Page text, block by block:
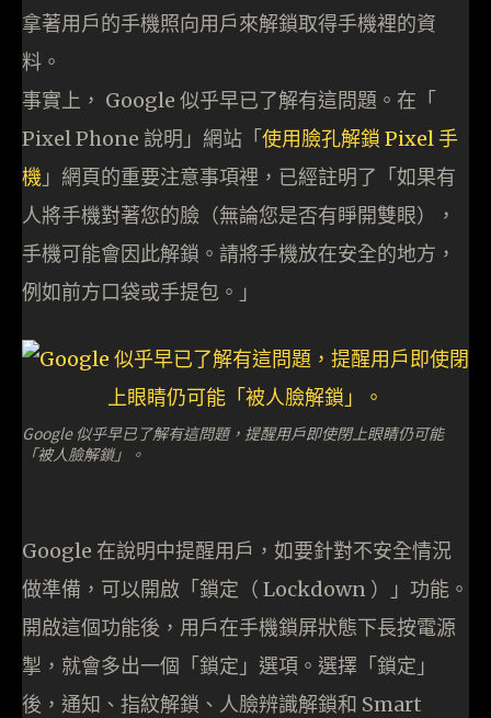
拿著用戶的手機照向用戶來解鎖取得手機裡的資
料。
事實上， Google 似乎早已了解有這問題。在「
Pixel Phone 說明」網站「使用臉孔解鎖 Pixel 手
機 」網頁的重要注意事項裡，已經註明了「如果有
人將手機對著您的臉（無論您是否有睜開雙眼），
手機可能會因此解鎖。請將手機放在安全的地方，
例如前方口袋或手提包。」
Google 似乎早已了解有這問題，提醒用戶即使閉上眼睛仍可能
「被人臉解鎖」。
Google 在說明中提醒用戶，如要針對不安全情況
做準備，可以開啟「鎖定（ Lockdown ）」功能。
開啟這個功能後，用戶在手機鎖屏狀態下長按電源
掣，就會多出一個「鎖定」選項。選擇「鎖定」
後，通知、指紋解鎖、人臉辨識解鎖和 Smart